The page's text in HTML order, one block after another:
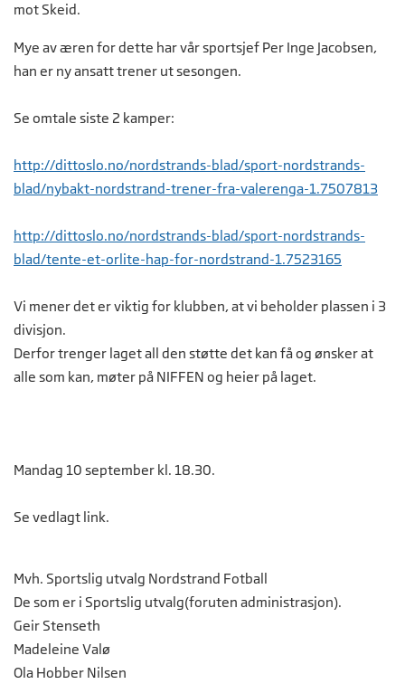
mot Skeid.
Mye av æren for dette har vår sportsjef Per Inge Jacobsen,
han er ny ansatt trener ut sesongen.
Se omtale siste 2 kamper:
http://dittoslo.no/nordstrands-blad/sport-nordstrands-
blad/nybakt-nordstrand-trener-fra-valerenga-1.7507813
http://dittoslo.no/nordstrands-blad/sport-nordstrands-
blad/tente-et-orlite-hap-for-nordstrand-1.7523165
Vi mener det er viktig for klubben, at vi beholder plassen i 3
divisjon.
Derfor trenger laget all den støtte det kan få og ønsker at
alle som kan, møter på NIFFEN og heier på laget.
Mandag 10 september kl. 18.30.
Se vedlagt link.
Mvh. Sportslig utvalg Nordstrand Fotball
De som er i Sportslig utvalg(foruten administrasjon).
Geir Stenseth
Madeleine Valø
Ola Hobber Nilsen